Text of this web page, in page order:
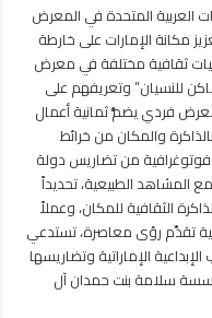
للنسيان
..
الإمارات
تشارك
في
بينالي
البندقية
2024
مغلقة
العربية المتحدة في المعرض
في بينالي البندقية 2024 في تعزيز مكانة الإمارات على خارطة
ثقافية مختلفة في معرض
للنسيان” وتعريفهم على
فردي يضمُّ ثمانية أعمال
والمكان من خرائط
من تضاريس دولة
المشاهد الطبيعية، تحديداً
الثقافية للمكان، وعملاً
تقدِّم رؤى معاصرة، تستدعي
الإماراتية وتضاريسها
سلامة بنت حمدان آل